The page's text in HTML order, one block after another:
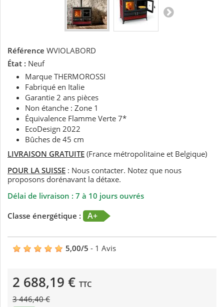
Référence WVIOLABORD
État : Neuf
Marque THERMOROSSI
Fabriqué en Italie
Garantie 2 ans pièces
Non étanche : Zone 1
Équivalence Flamme Verte 7*
EcoDesign 2022
Bûches de 45 cm
LIVRAISON GRATUITE (France métropolitaine et Belgique)
POUR LA SUISSE : Nous contacter. Notez que nous
proposons dorénavant la détaxe.
Délai de livraison : 7 à 10 jours ouvrés
Classe énergétique :
A+
5,00/5 - 1 Avis
2 688,19 € TTC
3 446,40 €